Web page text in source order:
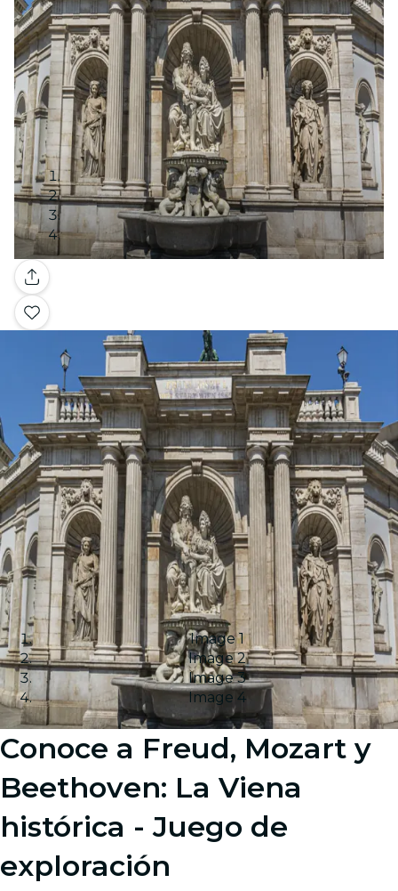
Galería
Image 1
Image 2
Image 3
Image 4
Conoce a Freud, Mozart y
Beethoven: La Viena
histórica - Juego de
exploración